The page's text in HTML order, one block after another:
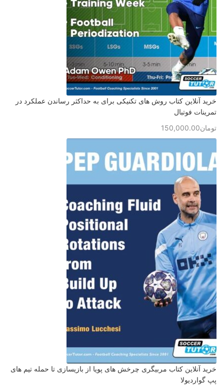
خرید آنلاین کتاب روش های تکنیکی برای به حداکثر رساندن عملکرد در
تمرینات فوتبال
تومان150,000.00
خرید آنلاین کتاب مربیگری چرخش های پویا از بازیسازی تا حمله تیم های
پپ گواردیولا